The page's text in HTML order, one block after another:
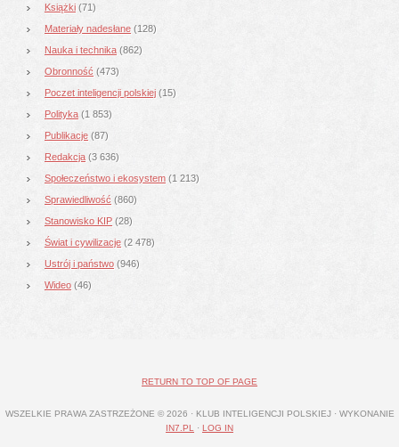
Książki (71)
Materiały nadesłane (128)
Nauka i technika (862)
Obronność (473)
Poczet inteligencji polskiej (15)
Polityka (1 853)
Publikacje (87)
Redakcja (3 636)
Społeczeństwo i ekosystem (1 213)
Sprawiedliwość (860)
Stanowisko KIP (28)
Świat i cywilizacje (2 478)
Ustrój i państwo (946)
Wideo (46)
RETURN TO TOP OF PAGE
WSZELKIE PRAWA ZASTRZEŻONE © 2026 · KLUB INTELIGENCJI POLSKIEJ · WYKONANIE
IN7.PL
· LOG IN